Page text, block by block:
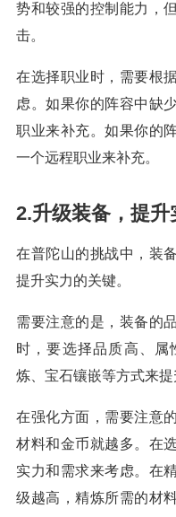
势和较强的控制能力，
击。
在选择职业时，需要根
虑。如果你的阵容中缺
职业来补充。如果你的
一个远程职业来补充。
2.升级装备，提升
在普陀山的挑战中，装
提升实力的关键。
需要注意的是，装备的
时，要选择品质高、属
炼、宝石镶嵌等方式来提
在强化方面，需要注意
材料和金币就越多。在
实力和需求来考虑。在
级越高，精炼所需的材